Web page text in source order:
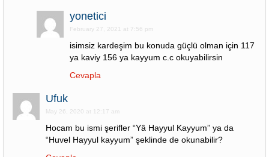
yonetici
February 27, 2021 at 7:56 pm
isimsiz kardeşim bu konuda güçlü olman için 117
ya kaviy 156 ya kayyum c.c okuyabilirsin
Cevapla
Ufuk
May 26, 2020 at 12:17 am
Hocam bu ismi şerifler “Yâ Hayyul Kayyum” ya da
“Huvel Hayyul kayyum” şeklinde de okunabilir?